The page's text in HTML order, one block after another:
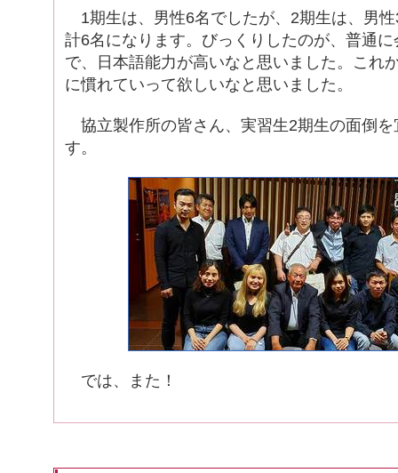
1期生は、男性6名でしたが、2期生は、男
計6名になります。びっくりしたのが、普通
で、日本語能力が高いなと思いました。これ
に慣れていって欲しいなと思いました。
協立製作所の皆さん、実習生2期生の面倒を
す。
では、また！